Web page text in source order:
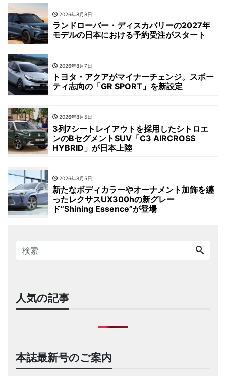
2026年8月8日
ランドローバー・ディスカバリーの2027年
モデルの日本における予約受注がスタート
2026年8月7日
トヨタ・アクアがマイナーチェンジ。スポー
ティ志向の「GR SPORT」を新設定
2026年8月5日
3列7シートレイアウトを採用したシトロエ
ンのBセグメントSUV「C3 AIRCROSS
HYBRID」が日本上陸
2026年8月5日
新たなボディカラーやオーナメント加飾を纏
ったレクサスUX300hの新グレー
ド“Shining Essence”が登場
人気の記事
本誌最新号のご案内